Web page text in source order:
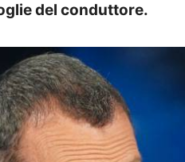
del conduttore.